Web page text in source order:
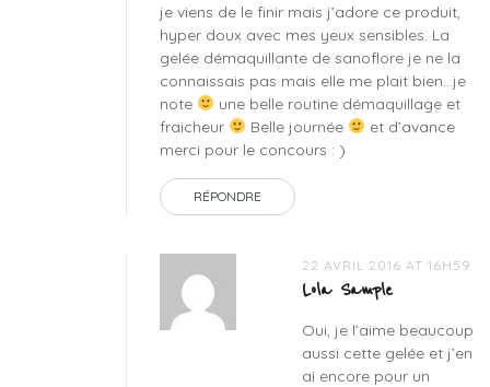
je viens de le finir mais j’adore ce produit,
hyper doux avec mes yeux sensibles. La
gelée démaquillante de sanoflore je ne la
connaissais pas mais elle me plait bien…je
note
une belle routine démaquillage et
fraicheur
Belle journée
et d’avance
merci pour le concours : )
RÉPONDRE
22 AVRIL 2016 AT 16H59
Lola Sample
Oui, je l’aime beaucoup
aussi cette gelée et j’en
ai encore pour un